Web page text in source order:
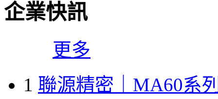
企業快訊
更多
1 聯源精密｜MA60系